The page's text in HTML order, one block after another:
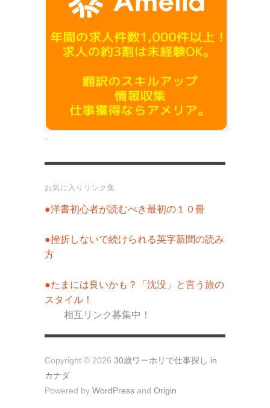
お気に入りリンク集
●洋書初心者が読むべき最初の１０冊
●挫折しないで続けられる英字新聞の読み
方
●たまには良いかも？「沈没」と言う旅の
スタイル！
相互リンク募集中！
Copyright © 2026 30歳ワーホリで仕事探し in
カナダ
Powered by WordPress and Origin